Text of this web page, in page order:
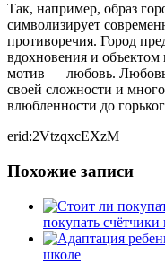
Так, например, образ
символизирует
противоречия. Город
вдохновения и
мотив — любовь. Любовь
своей сложности и
влюбленности до
erid:2VtzqxcEXzM
Похожие записи
покупать счётчики
школе